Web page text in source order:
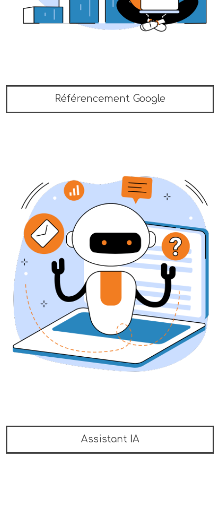
Référencement Google
Assistant IA